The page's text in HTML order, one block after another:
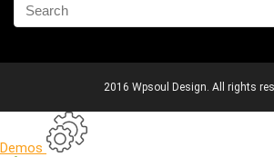
2016 Wpsoul Design. All rights
Demos